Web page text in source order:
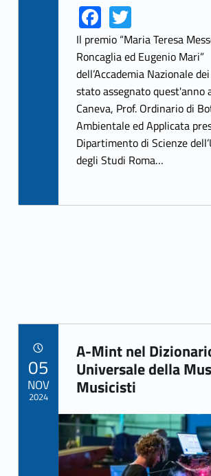
Link identifier share facebook archive #share-link-archive-1314Fa
ce
b
o
o
k
Link identifier share twitter archive #share-link-archive-61513T
w
itt
er
Il premio “Maria Teresa
Roncaglia ed Eugenio Mari”
dell’Accademia Nazionale
stato assegnato quest'anno
Caneva, Prof. Ordinario di
Ambientale ed Applicata
Dipartimento di Scienze
degli Studi Roma…
Link identifier archive #link-archive-79913
A-Mint nel
Universale della
Musicisti
Link identifier archive #link-archive-thumb-soap-44194
05
NOV
2024